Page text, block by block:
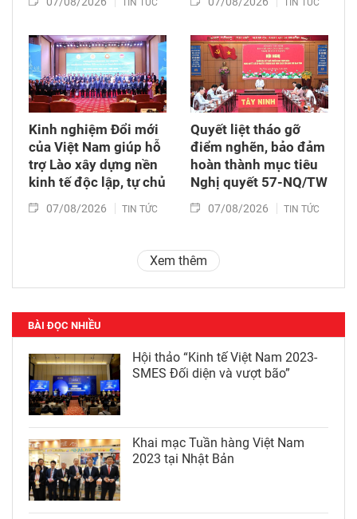
TIN TỨC TIN TỨC
Kinh nghiệm Đổi mới
của Việt Nam giúp hỗ
trợ Lào xây dựng nền
kinh tế độc lập, tự chủ
07/08/2026 TIN TỨC
Quyết liệt tháo gỡ
điểm nghẽn, bảo đảm
hoàn thành mục tiêu
Nghị quyết 57-NQ/TW
07/08/2026 TIN TỨC
Xem thêm
BÀI ĐỌC NHIỀU
Hội thảo “Kinh tế Việt Nam 2023-
SMES Đối diện và vượt bão”
Khai mạc Tuần hàng Việt Nam
2023 tại Nhật Bản